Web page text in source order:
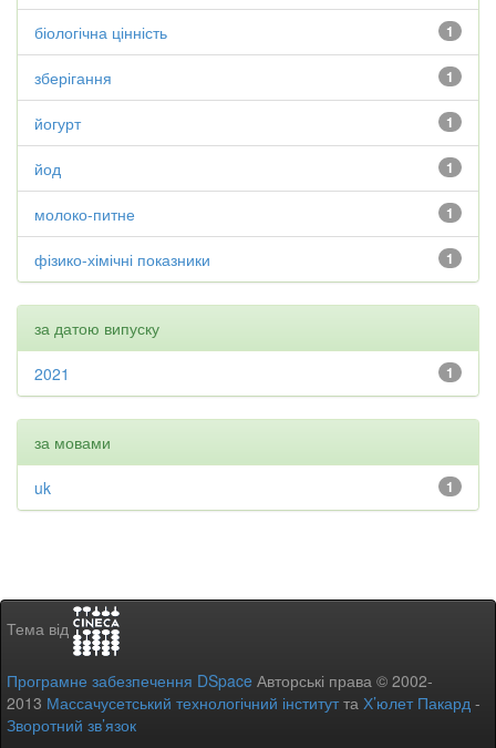
1
біологічна цінність
1
зберігання
1
йогурт
1
йод
1
молоко-питне
1
фізико-хімічні показники
за датою випуску
1
2021
за мовами
1
uk
Тема від
Програмне забезпечення DSpace Авторські права © 2002-
2013 Массачусетський технологічний інститутта Х’юлет Пакард -
Зворотний зв’язок